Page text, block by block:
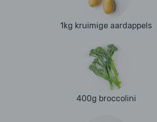
1kg kruimige aardappels
400g broccolini